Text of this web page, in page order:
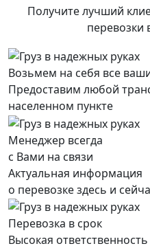
Получите лучший
перевозки
Возьмем на себя все
Предоставим любой
населенном пункте
Менеджер всегда
с Вами на связи
Актуальная информация
о перевозке здесь и
Перевозка в срок
Высокая ответственность